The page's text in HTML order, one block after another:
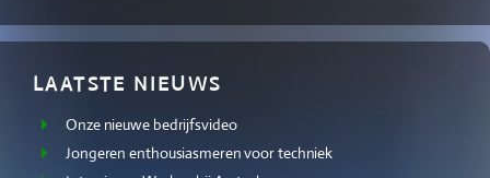
LAATSTE NIEUWS
Onze nieuwe bedrijfsvideo
Jongeren enthousiasmeren voor techniek